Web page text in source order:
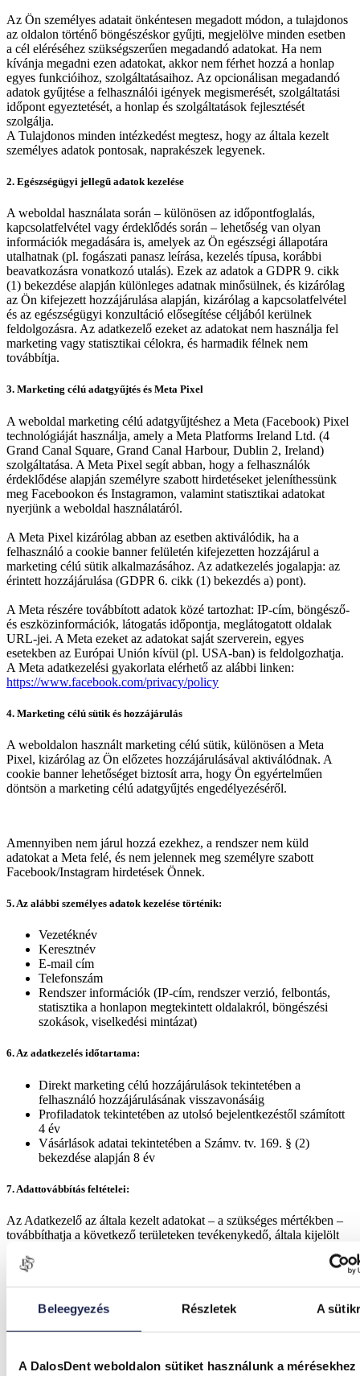
Beleegyezés Részletek A
A DalosDent weboldalon sütiket használunk a mérésekhez
Az Ön személyes adatait önkéntesen megadott módon, a tulajdonos
az oldalon történő böngészéskor gyűjti, megjelölve minden esetben
a cél eléréséhez szükségszerűen megadandó adatokat. Ha nem
kívánja megadni ezen adatokat, akkor nem férhet hozzá a honlap
egyes funkcióihoz, szolgáltatásaihoz. Az opcionálisan megadandó
adatok gyűjtése a felhasználói igények megismerését, szolgáltatási
időpont egyeztetését, a honlap és szolgáltatások fejlesztését
szolgálja.
A Tulajdonos minden intézkedést megtesz, hogy az általa kezelt
személyes adatok pontosak, naprakészek legyenek.
2. Egészségügyi jellegű adatok kezelése
A weboldal használata során – különösen az időpontfoglalás,
kapcsolatfelvétel vagy érdeklődés során – lehetőség van olyan
információk megadására is, amelyek az Ön egészségi állapotára
utalhatnak (pl. fogászati panasz leírása, kezelés típusa, korábbi
beavatkozásra vonatkozó utalás). Ezek az adatok a GDPR 9. cikk
(1) bekezdése alapján különleges adatnak minősülnek, és kizárólag
az Ön kifejezett hozzájárulása alapján, kizárólag a kapcsolatfelvétel
és az egészségügyi konzultáció elősegítése céljából kerülnek
feldolgozásra. Az adatkezelő ezeket az adatokat nem használja fel
marketing vagy statisztikai célokra, és harmadik félnek nem
továbbítja.
3. Marketing célú adatgyűjtés és Meta Pixel
A weboldal marketing célú adatgyűjtéshez a Meta (Facebook) Pixel
technológiáját használja, amely a Meta Platforms Ireland Ltd. (4
Grand Canal Square, Grand Canal Harbour, Dublin 2, Ireland)
szolgáltatása. A Meta Pixel segít abban, hogy a felhasználók
érdeklődése alapján személyre szabott hirdetéseket jeleníthessünk
meg Facebookon és Instagramon, valamint statisztikai adatokat
nyerjünk a weboldal használatáról.
A Meta Pixel kizárólag abban az esetben aktiválódik, ha a
felhasználó a cookie banner felületén kifejezetten hozzájárul a
marketing célú sütik alkalmazásához. Az adatkezelés jogalapja: az
érintett hozzájárulása (GDPR 6. cikk (1) bekezdés a) pont).
A Meta részére továbbított adatok közé tartozhat: IP-cím, böngésző-
és eszközinformációk, látogatás időpontja, meglátogatott oldalak
URL-jei. A Meta ezeket az adatokat saját szerverein, egyes
esetekben az Európai Unión kívül (pl. USA-ban) is feldolgozhatja.
A Meta adatkezelési gyakorlata elérhető az alábbi linken:
https://www.facebook.com/privacy/policy
4. Marketing célú sütik és hozzájárulás
A weboldalon használt marketing célú sütik, különösen a Meta
Pixel, kizárólag az Ön előzetes hozzájárulásával aktiválódnak. A
cookie banner lehetőséget biztosít arra, hogy Ön egyértelműen
döntsön a marketing célú adatgyűjtés engedélyezéséről.
Amennyiben nem járul hozzá ezekhez, a rendszer nem küld
adatokat a Meta felé, és nem jelennek meg személyre szabott
Facebook/Instagram hirdetések Önnek.
5. Az alábbi személyes adatok kezelése történik:
Vezetéknév
Keresztnév
E-mail cím
Telefonszám
Rendszer információk (IP-cím, rendszer verzió, felbontás,
statisztika a honlapon megtekintett oldalakról, böngészési
szokások, viselkedési mintázat)
6. Az adatkezelés időtartama:
Direkt marketing célú hozzájárulások tekintetében a
felhasználó hozzájárulásának visszavonásáig
Profiladatok tekintetében az utolsó bejelentkezéstől számított
4 év
Vásárlások adatai tekintetében a Számv. tv. 169. § (2)
bekezdése alapján 8 év
7. Adattovábbítás feltételei:
Az Adatkezelő az általa kezelt adatokat – a szükséges mértékben –
továbbíthatja a következő területeken tevékenykedő, általa kijelölt
Jogi képviselet
Jogviták kezelésére jogszabály alapján jogosult szervek
Könyvelés
Követeléskezelés
Számlázás